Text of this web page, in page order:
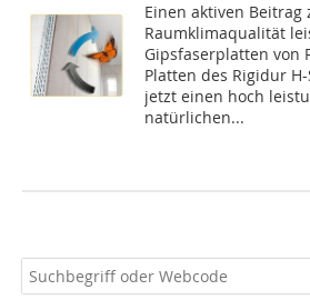
Einen aktiven Beitrag
Raumklimaqualität
Gipsfaserplatten von
Platten des Rigidur
jetzt einen hoch
natürlichen...